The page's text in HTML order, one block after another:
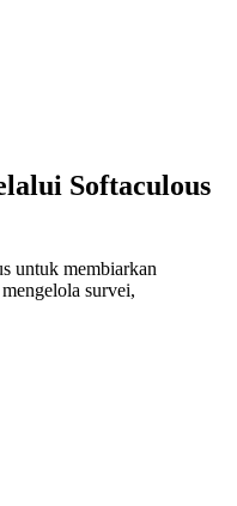
Softaculous
untuk membiarkan
survei,